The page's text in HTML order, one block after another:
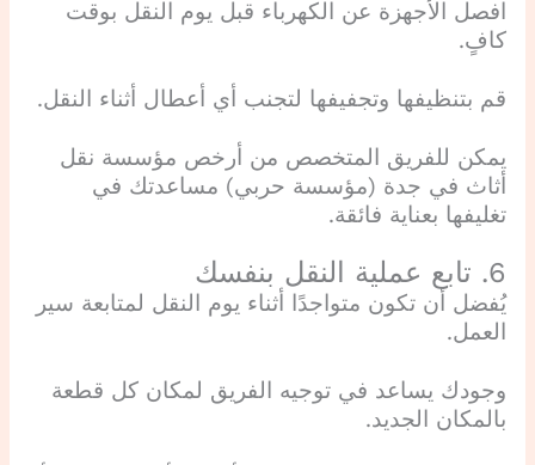
افصل الأجهزة عن الكهرباء قبل يوم النقل بوقت
كافٍ.
قم بتنظيفها وتجفيفها لتجنب أي أعطال أثناء النقل.
يمكن للفريق المتخصص من أرخص مؤسسة نقل
أثاث في جدة (مؤسسة حربي) مساعدتك في
تغليفها بعناية فائقة.
6. تابع عملية النقل بنفسك
يُفضل أن تكون متواجدًا أثناء يوم النقل لمتابعة سير
العمل.
وجودك يساعد في توجيه الفريق لمكان كل قطعة
بالمكان الجديد.